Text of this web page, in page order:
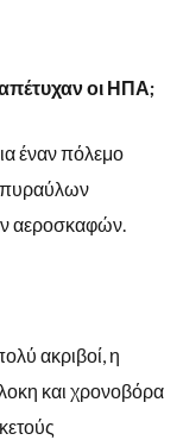
οι ΗΠΑ;
έναν πόλεμο
πυραύλων
αεροσκαφών.
ακριβοί, η
και χρονοβόρα